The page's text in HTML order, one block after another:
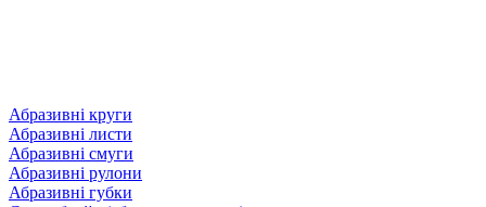
Абразивні круги
Абразивні листи
Абразивні смуги
Абразивні рулони
Абразивні губки